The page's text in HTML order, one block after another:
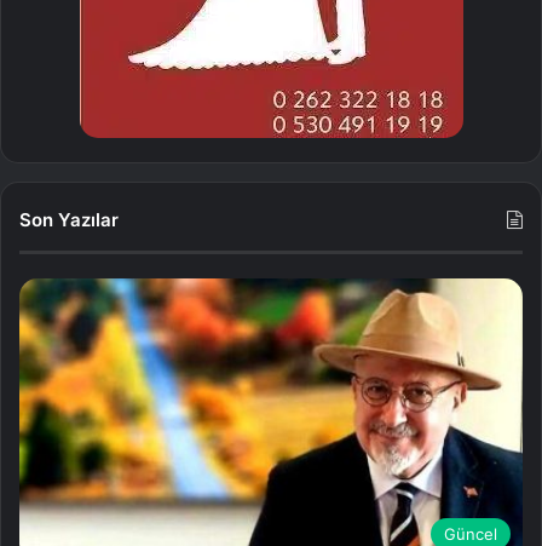
Son Yazılar
Güncel